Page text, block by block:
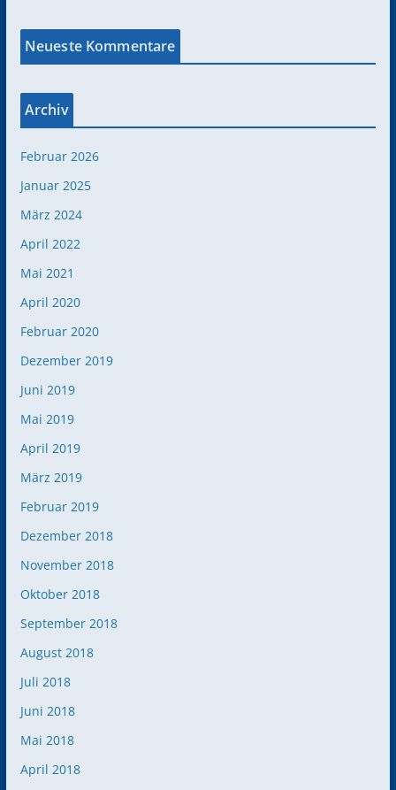
Neueste Kommentare
Archiv
Februar 2026
Januar 2025
März 2024
April 2022
Mai 2021
April 2020
Februar 2020
Dezember 2019
Juni 2019
Mai 2019
April 2019
März 2019
Februar 2019
Dezember 2018
November 2018
Oktober 2018
September 2018
August 2018
Juli 2018
Juni 2018
Mai 2018
April 2018